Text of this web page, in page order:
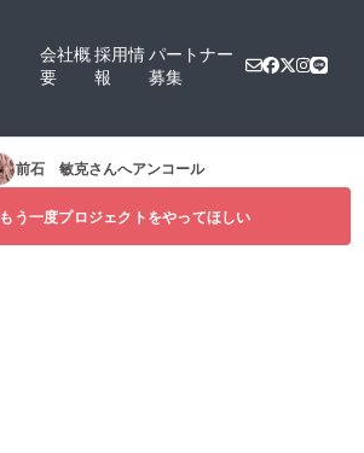
会社概
要
採用情
報
パートナー
募集
前石 敏克さんへアンコール
もう一度プロジェクトをやってほしい